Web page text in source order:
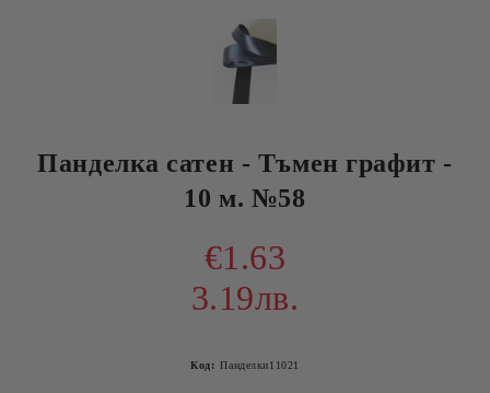
Панделка сатен - Тъмен графит -
10 м. №58
€1.63
3.19лв.
Код: Панделки11021